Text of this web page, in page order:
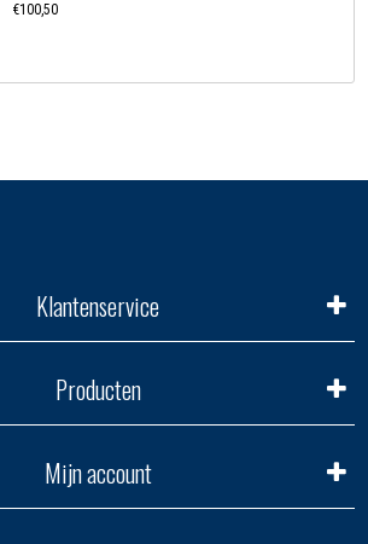
€100,50
Klantenservice
Producten
Mijn account